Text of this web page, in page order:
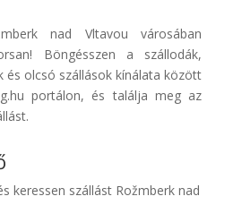
nad Vltavou városában
Böngésszen a szállodák,
és olcsó szállások kínálata között
portálon, és találja meg az
keressen szállást Rožmberk nad